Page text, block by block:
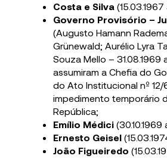
Costa e Silva(15.03.1967
Governo Provisório –
(Augusto Hamann
Grünewald; Aurélio Lyra
Souza Mello – 31.08.1969
assumiram a Chefia do
do Ato Institucional nº
impedimento temporário
República;
Emílio Médici(30.10.1969
Ernesto Geisel
João Figueiredo